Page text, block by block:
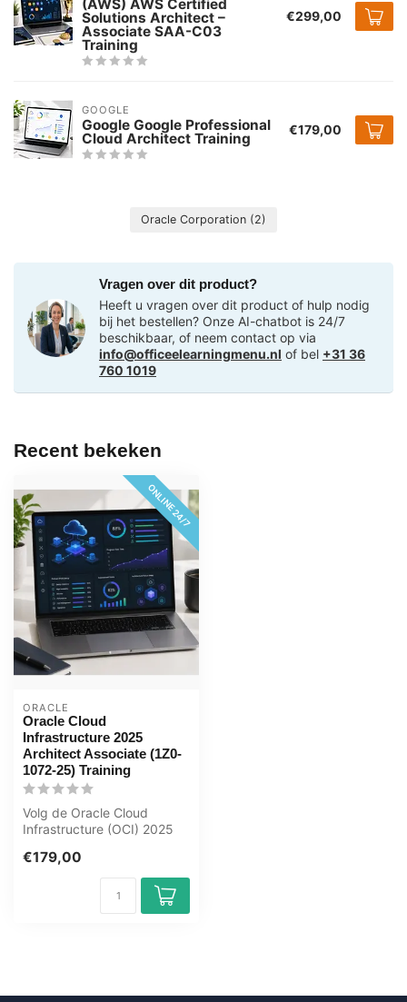
(AWS) AWS Certified
Solutions Architect –
Associate SAA-C03
Training
€299,00
GOOGLE
Google Google Professional
Cloud Architect Training €179,00
Oracle Corporation (2)
Vragen over dit product?
Heeft u vragen over dit product of hulp nodig
bij het bestellen? Onze AI-chatbot is 24/7
beschikbaar, of neem contact op via
info@officeelearningmenu.nl of bel +31 36
760 1019
Recent bekeken
ONLINE 24/7
ORACLE
Oracle Cloud
Infrastructure 2025
Architect Associate (1Z0-
1072-25) Training
Volg de Oracle Cloud
Infrastructure (OCI) 2025
1072-25)...
€179,00